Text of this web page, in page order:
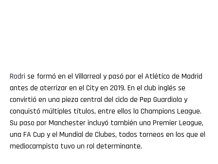
Rodri se formó en el Villarreal y pasó por el Atlético de Madrid
antes de aterrizar en el City en 2019. En el club inglés se
convirtió en una pieza central del ciclo de Pep Guardiola y
conquistó múltiples títulos, entre ellos la Champions League.
Su paso por Manchester incluyó también una Premier League,
una FA Cup y el Mundial de Clubes, todos torneos en los que el
mediocampista tuvo un rol determinante.